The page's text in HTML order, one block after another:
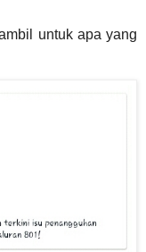
untuk apa yang